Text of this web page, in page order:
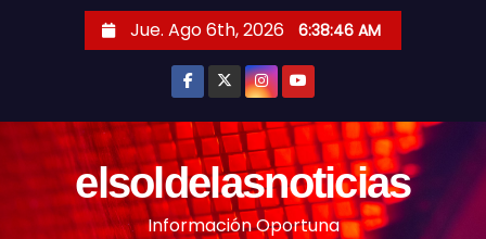
Jue. Ago 6th, 2026 6:38:48 AM
elsoldelasnoticias
Información Oportuna